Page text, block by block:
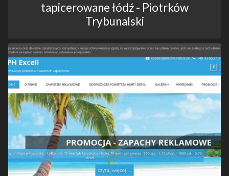
tapicerowane łódź - Piotrków
Trybunalski